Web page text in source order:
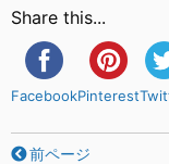
Share this...
FacebookPinterest
前ページ